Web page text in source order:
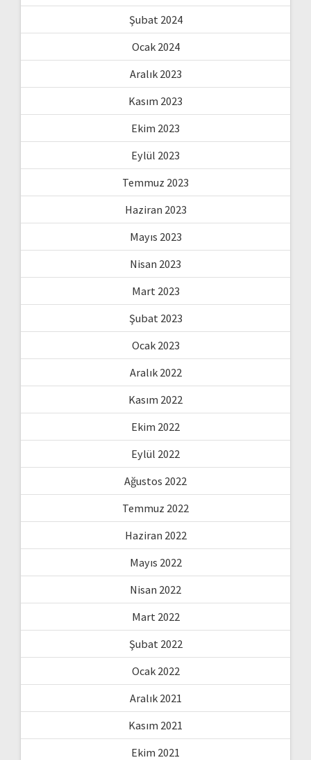
Şubat 2024
Ocak 2024
Aralık 2023
Kasım 2023
Ekim 2023
Eylül 2023
Temmuz 2023
Haziran 2023
Mayıs 2023
Nisan 2023
Mart 2023
Şubat 2023
Ocak 2023
Aralık 2022
Kasım 2022
Ekim 2022
Eylül 2022
Ağustos 2022
Temmuz 2022
Haziran 2022
Mayıs 2022
Nisan 2022
Mart 2022
Şubat 2022
Ocak 2022
Aralık 2021
Kasım 2021
Ekim 2021